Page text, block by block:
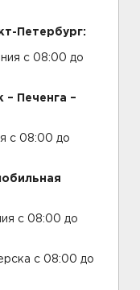
Петербург:
с 08:00 до
– Печенга –
с 08:00 до
с 08:00 до
с 08:00 до